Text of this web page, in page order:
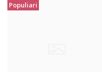
Populiari